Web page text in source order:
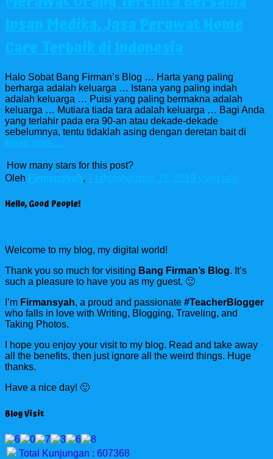
Insan Medika, Jasa Perawat Home
Care Terbaik di Indonesia
Halo Sobat Bang Firman’s Blog … Harta yang paling
berharga adalah keluarga … Istana yang paling indah
adalah keluarga … Puisi yang paling bermakna adalah
keluarga … Mutiara tiada tara adalah keluarga … Bagi Anda
yang terlahir pada era 90-an atau dekade-dekade
sebelumnya, tentu tidaklah asing dengan deretan bait di
Read more…
How many stars for this post?
Oleh Firmansyah, 7 tahunAgustus 16, 2019 yang lalu
Hello, Good People!
Welcome to my blog, my digital world!
Thank you so much for visiting Bang Firman’s Blog. It’s
such a pleasure to have you as my guest. 🙂
I’m Firmansyah, a proud and passionate #TeacherBlogger
who falls in love with Writing, Blogging, Traveling, and
Taking Photos.
I hope you enjoy your visit to my blog. Read and take away
all the benefits, then just ignore all the weird things. Huge
thanks.
Have a nice day! 🙂
Blog Visit
Total Kunjungan : 607368